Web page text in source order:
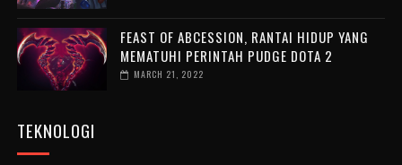
FEAST OF ABCESSION, RANTAI HIDUP YANG
MEMATUHI PERINTAH PUDGE DOTA 2
MARCH 21, 2022
TEKNOLOGI